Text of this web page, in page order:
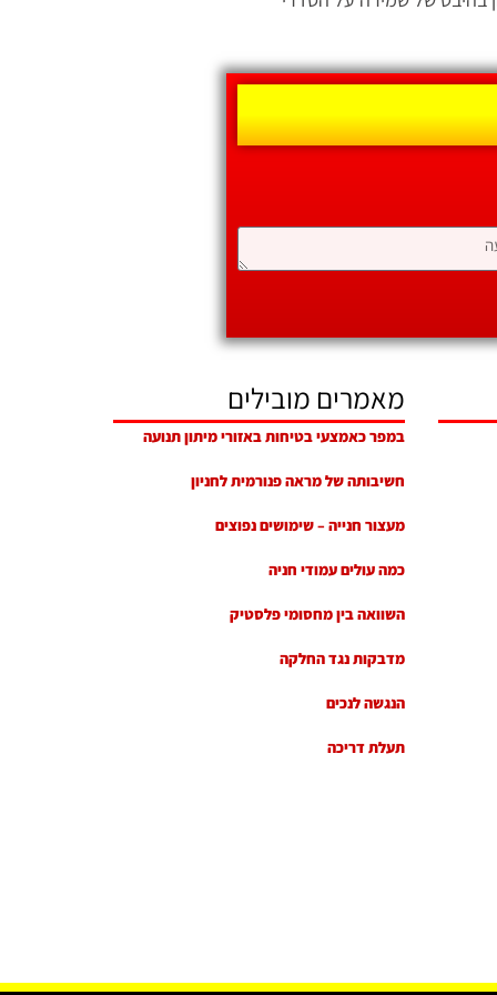
מאמרים מובילים
במפר כאמצעי בטיחות באזורי מיתון תנועה
חשיבותה של מראה פנורמית לחניון
מעצור חנייה – שימושים נפוצים
כמה עולים עמודי חניה
השוואה בין מחסומי פלסטיק
מדבקות נגד החלקה
הנגשה לנכים
תעלת דריכה